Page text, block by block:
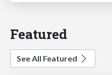
Featured
See All Featured